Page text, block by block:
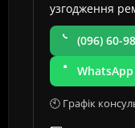
узгодження
(096) 60-
WhatsApp
🕙 Графік